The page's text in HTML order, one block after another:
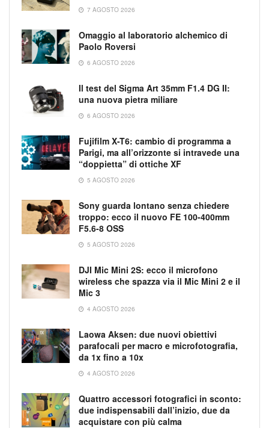
7 AGOSTO 2026
Omaggio al laboratorio alchemico di
Paolo Roversi
6 AGOSTO 2026
Il test del Sigma Art 35mm F1.4 DG II:
una nuova pietra miliare
6 AGOSTO 2026
Fujifilm X-T6: cambio di programma a
Parigi, ma all’orizzonte si intravede una
“doppietta” di ottiche XF
5 AGOSTO 2026
Sony guarda lontano senza chiedere
troppo: ecco il nuovo FE 100-400mm
F5.6-8 OSS
5 AGOSTO 2026
DJI Mic Mini 2S: ecco il microfono
wireless che spazza via il Mic Mini 2 e il
Mic 3
4 AGOSTO 2026
Laowa Aksen: due nuovi obiettivi
parafocali per macro e microfotografia,
da 1x fino a 10x
4 AGOSTO 2026
Quattro accessori fotografici in sconto:
due indispensabili dall’inizio, due da
acquistare con più calma